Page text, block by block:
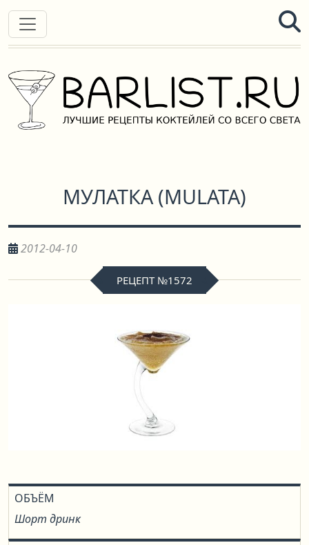
МУЛАТКА(MULATA)
2012-04-10
РЕЦЕПТ №1572
ОБЪЁМ
Шорт дринк